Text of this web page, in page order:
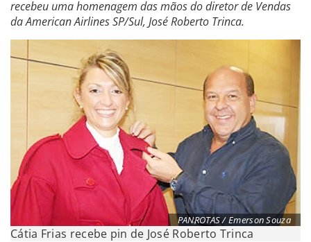
recebeu uma homenagem das mãos do diretor de Vendas
da American Airlines SP/Sul, José Roberto Trinca.
PANROTAS / Emerson Souza
Cátia Frias recebe pin de José Roberto Trinca